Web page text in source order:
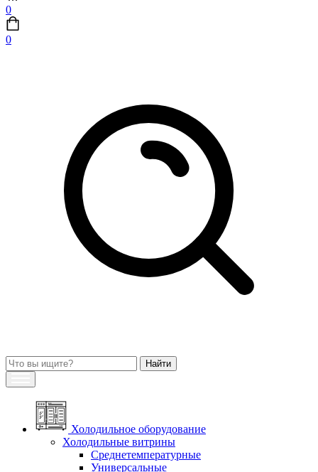
0
0
Холодильное оборудование
Холодильные витрины
Среднетемпературные
Универсальные